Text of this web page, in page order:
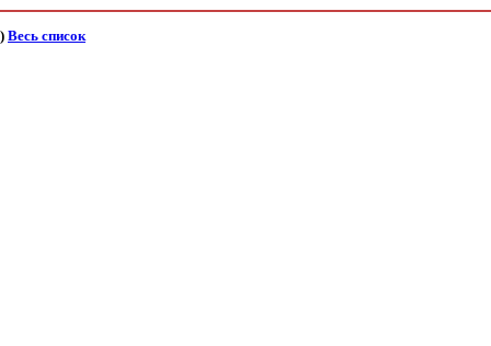
Весь список